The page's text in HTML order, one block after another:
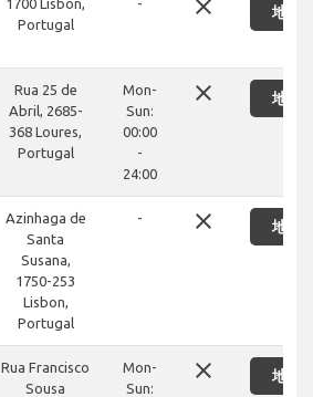
Portugal
close 地図
Rua 25 de
Abril, 2685-
368 Loures,
Portugal
Mon-
Sun:
00:00
-
24:00
close 地図
Azinhaga de
Santa
Susana,
1750-253
Lisbon,
Portugal
- close 地図
Rua Francisco
Sousa
Mon-
Sun:
close 地図